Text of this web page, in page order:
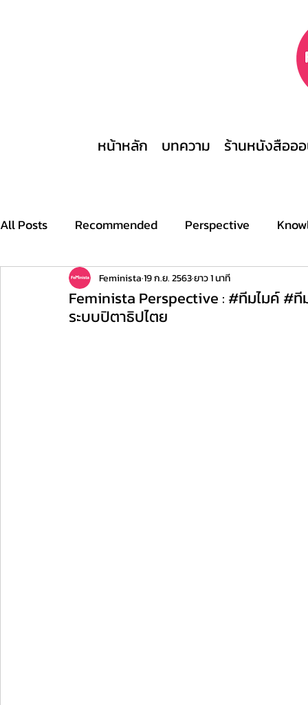
หน้าหลัก บทความ ร้านหนังสืออ
All Posts Recommended Perspective
Archive Stories This is what a feminist
Feminista Perspective : #ทีมไมค์ #
ระบบปิตาธิปไตย
Feminista19 ก.ย. 2563ยาว 1 นาที